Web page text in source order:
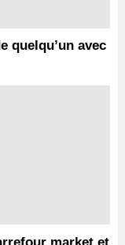
quelqu’un avec